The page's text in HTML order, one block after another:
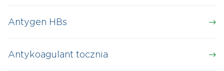
Antygen HBs
Antykoagulant tocznia